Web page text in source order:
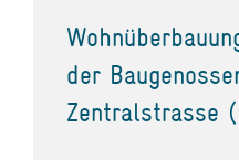
der
Zentralstrasse